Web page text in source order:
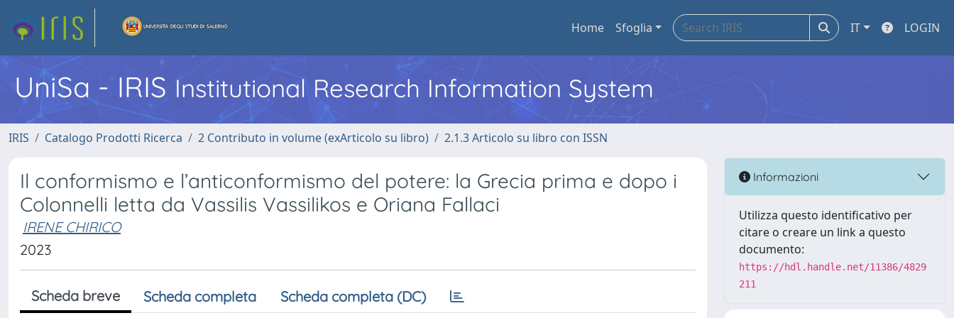
Home Sfoglia IT LOGIN
UniSa - IRIS Institutional Research Information System
IRIS Catalogo Prodotti Ricerca 2 Contributo in volume (exArticolo su libro) 2.1.3 Articolo su libro con ISSN
Il conformismo e l’anticonformismo del potere: la Grecia prima e dopo i
Colonnelli letta da Vassilis Vassilikos e Oriana Fallaci
IRENE CHIRICO
2023
Scheda breve Scheda completa Scheda completa (DC)
Informazioni
Utilizza questo identificativo per
citare o creare un link a questo
documento:
https://hdl.handle.net/11386/4829
211